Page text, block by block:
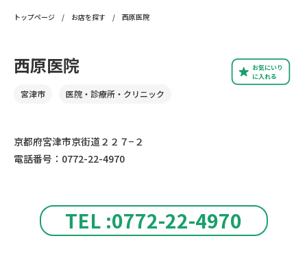
トップページ / お店を探す / 西原医院
TEL :0772-22-4970
お気にいり
に入れる
西原医院
宮津市 医院・診療所・クリニック
京都府宮津市京街道２２７−２
電話番号：0772-22-4970